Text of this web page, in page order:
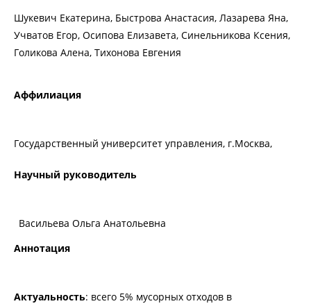
Шукевич Екатерина, Быстрова Анастасия, Лазарева Яна,
Учватов Егор, Осипова Елизавета, Синельникова Ксения,
Голикова Алена, Тихонова Евгения
Аффилиация
Государственный университет управления, г.Москва,
Научный руководитель
Васильева Ольга Анатольевна
Аннотация
Актуальность: всего 5% мусорных отходов в